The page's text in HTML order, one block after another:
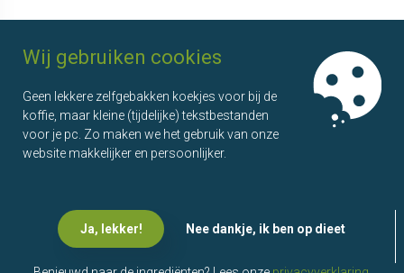
Wij gebruiken cookies
Geen lekkere zelfgebakken koekjes voor bij de
koffie, maar kleine (tijdelijke) tekstbestanden
voor je pc. Zo maken we het gebruik van onze
website makkelijker en persoonlijker.
Ja, lekker! Nee dankje, ik ben op dieet
Over ons
Onze partners
Wie doet wat?
Ons team
Bijeenkomsten
Kenniskringen
AOSL - Ontwerp en Realisatie
Statement